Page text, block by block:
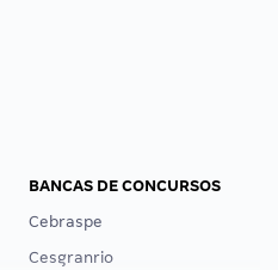
BANCAS DE CONCURSOS
Cebraspe
Cesgranrio